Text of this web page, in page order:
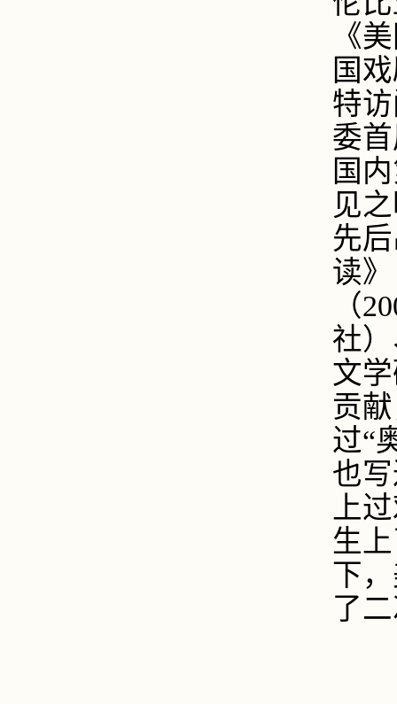
《
国
特
委
国
见
先
读
（
社
文
贡
过“
也
上
生
下
了